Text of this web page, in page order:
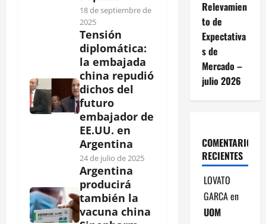
18 de septiembre de
2025
Tensión
diplomática:
la embajada
china repudió
dichos del
futuro
embajador de
EE.UU. en
Argentina
24 de julio de 2025
Argentina
producirá
también la
vacuna china
Relevamien
to de
Expectativa
s de
Mercado –
julio 2026
COMENTARIOS
RECIENTES
LOVATO
GARCAen
UOM